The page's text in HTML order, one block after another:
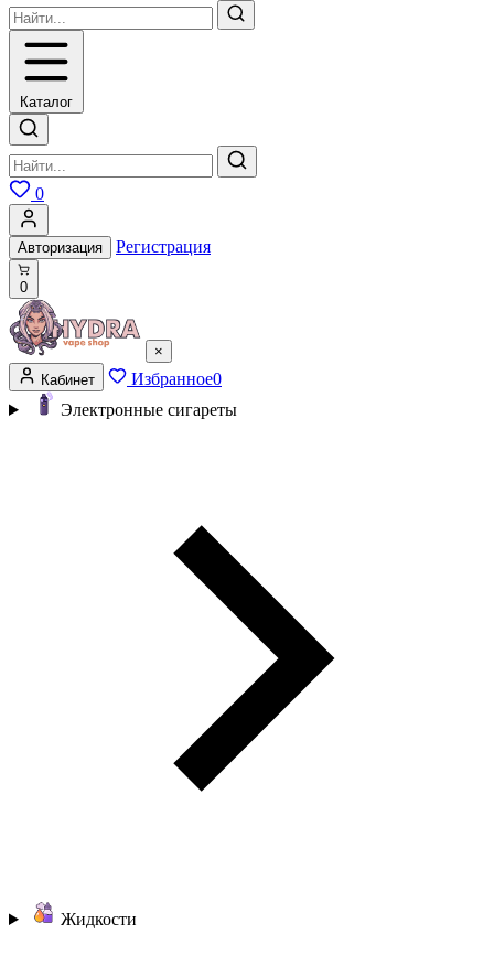
Каталог
0
Авторизация Регистрация
0
×
Кабинет
Избранное0
Электронные сигареты
Жидкости